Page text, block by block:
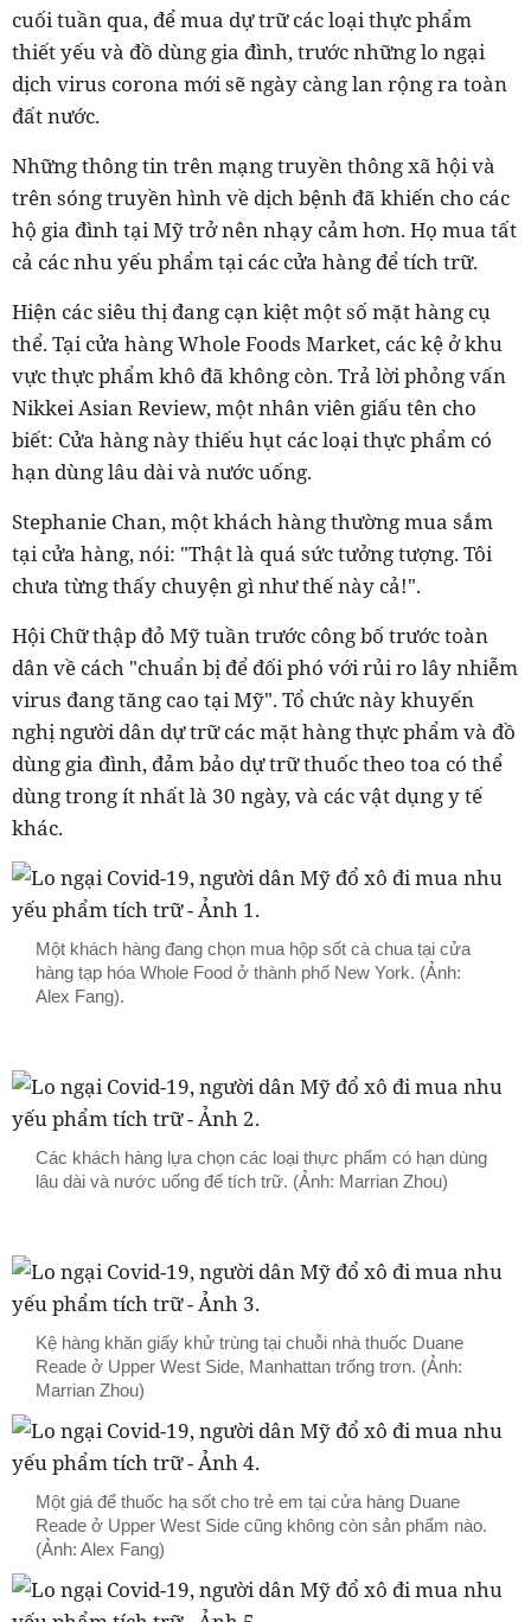
cuối tuần qua, để mua dự trữ các loại thực phẩm
thiết yếu và đồ dùng gia đình, trước những lo ngại
dịch virus corona mới sẽ ngày càng lan rộng ra toàn
đất nước.
Những thông tin trên mạng truyền thông xã hội và
trên sóng truyền hình về dịch bệnh đã khiến cho các
hộ gia đình tại Mỹ trở nên nhạy cảm hơn. Họ mua tất
cả các nhu yếu phẩm tại các cửa hàng để tích trữ.
Hiện các siêu thị đang cạn kiệt một số mặt hàng cụ
thể. Tại cửa hàng Whole Foods Market, các kệ ở khu
vực thực phẩm khô đã không còn. Trả lời phỏng vấn
Nikkei Asian Review, một nhân viên giấu tên cho
biết: Cửa hàng này thiếu hụt các loại thực phẩm có
hạn dùng lâu dài và nước uống.
Stephanie Chan, một khách hàng thường mua sắm
tại cửa hàng, nói: "Thật là quá sức tưởng tượng. Tôi
chưa từng thấy chuyện gì như thế này cả!".
Hội Chữ thập đỏ Mỹ tuần trước công bố trước toàn
dân về cách "chuẩn bị để đối phó với rủi ro lây nhiễm
virus đang tăng cao tại Mỹ". Tổ chức này khuyến
nghị người dân dự trữ các mặt hàng thực phẩm và đồ
dùng gia đình, đảm bảo dự trữ thuốc theo toa có thể
dùng trong ít nhất là 30 ngày, và các vật dụng y tế
khác.
Một khách hàng đang chọn mua hộp sốt cà chua tại cửa
hàng tạp hóa Whole Food ở thành phố New York. (Ảnh:
Alex Fang).
Các khách hàng lựa chọn các loại thực phẩm có hạn dùng
lâu dài và nước uống để tích trữ. (Ảnh: Marrian Zhou)
Kệ hàng khăn giấy khử trùng tại chuỗi nhà thuốc Duane
Reade ở Upper West Side, Manhattan trống trơn. (Ảnh:
Marrian Zhou)
Một giá để thuốc hạ sốt cho trẻ em tại cửa hàng Duane
Reade ở Upper West Side cũng không còn sản phẩm nào.
(Ảnh: Alex Fang)